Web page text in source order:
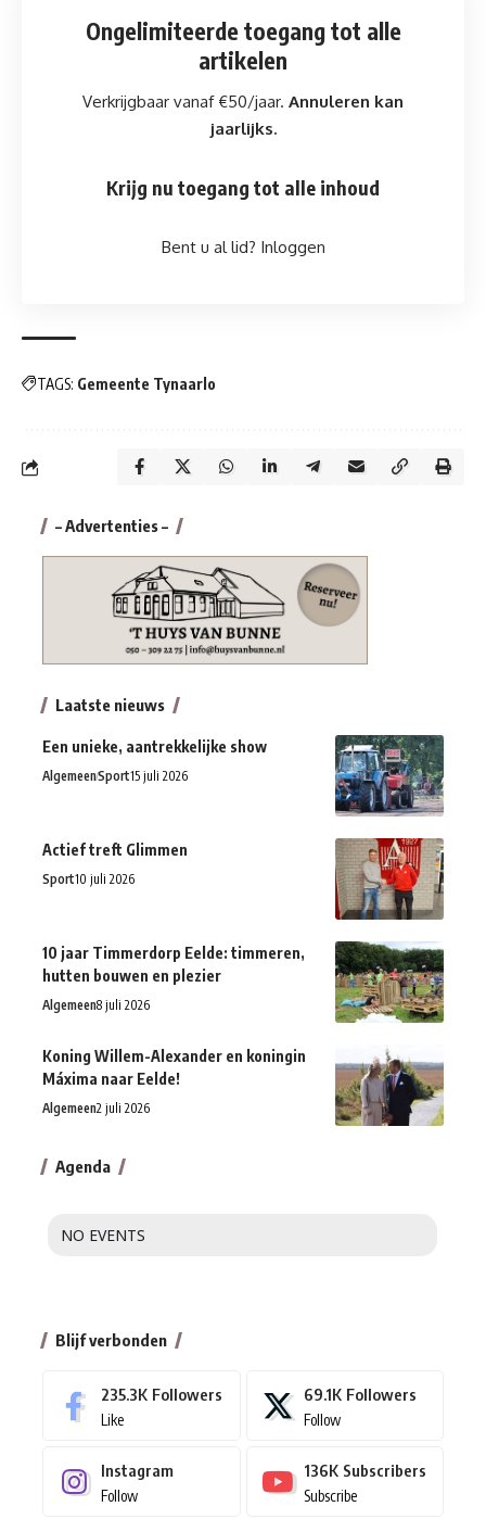
Ongelimiteerde toegangtot alle
artikelen
Verkrijgbaar vanaf €50/jaar. Annuleren kan
jaarlijks.
Krijg nu toegang tot alle inhoud
Bent u al lid? Inloggen
TAGS: Gemeente Tynaarlo
– Advertenties –
Laatste nieuws
Een unieke, aantrekkelijke show
AlgemeenSport15 juli 2026
Actief treft Glimmen
Sport10 juli 2026
10 jaar Timmerdorp Eelde: timmeren,
hutten bouwen en plezier
Algemeen8 juli 2026
Koning Willem-Alexander en koningin
Máxima naar Eelde!
Algemeen2 juli 2026
Agenda
NO EVENTS
Blijf verbonden
235.3K Followers
Like
69.1K Followers
Follow
Instagram
Follow
136K Subscribers
Subscribe